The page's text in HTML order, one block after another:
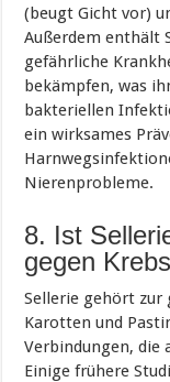
(beugt Gicht vor)
Außerdem enthält
gefährliche
bekämpfen, was
bakteriellen
ein wirksames
Nierenprobleme.
8. Ist
gegen
Sellerie gehört zur
Karotten und
Verbindungen, die
Einige frühere